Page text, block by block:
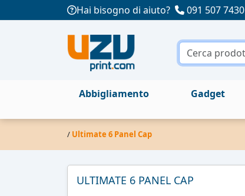
Hai bisogno di aiuto? 091 507 7430
Abbigliamento Gadget
/ Ultimate 6 Panel Cap
ULTIMATE 6 PANEL CAP